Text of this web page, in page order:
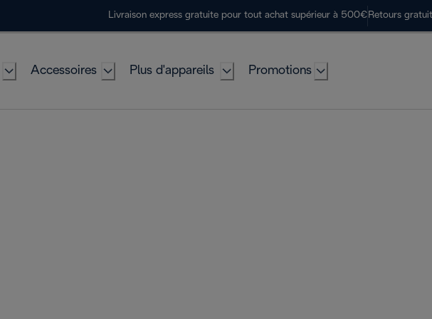
Livraison express gratuite pour tout achat supérieur à 500€ Retours
Accessoires Plus d'appareils Promotions